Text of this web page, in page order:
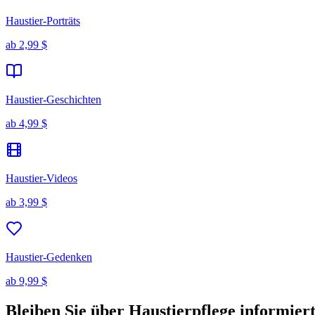
Haustier-Porträts
ab 2,99 $
Haustier-Geschichten
ab 4,99 $
Haustier-Videos
ab 3,99 $
Haustier-Gedenken
ab 9,99 $
Bleiben Sie über Haustierpflege